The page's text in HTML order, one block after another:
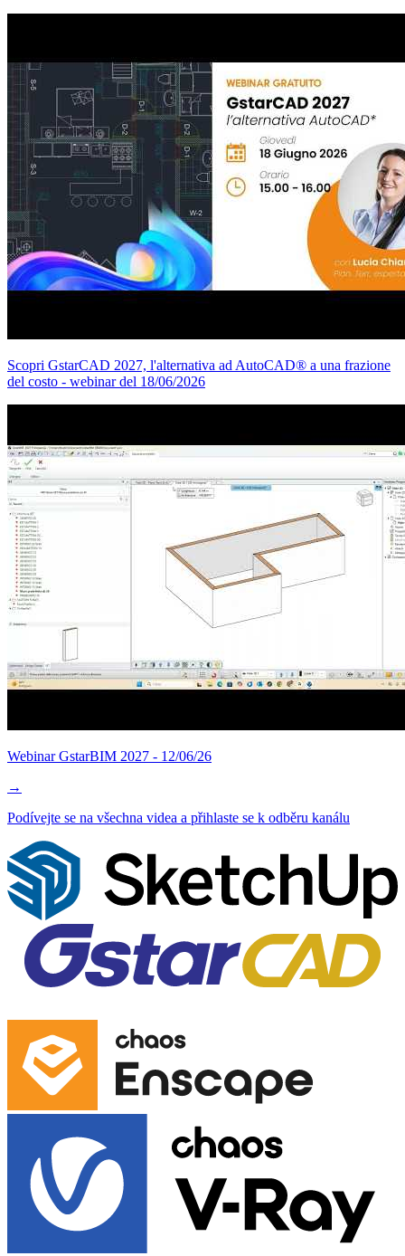
Scopri GstarCAD 2027, l'alternativa ad AutoCAD® a una frazione
del costo - webinar del 18/06/2026
Webinar GstarBIM 2027 - 12/06/26
→
Podívejte se na všechna videa a přihlaste se k odběru kanálu